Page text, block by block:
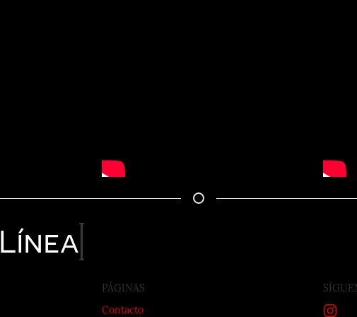
Línea
PÁGINAS
Contacto